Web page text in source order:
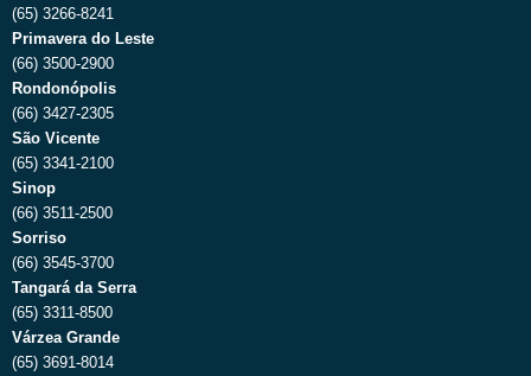
(65) 3266-8241
Primavera do Leste
(66) 3500-2900
Rondonópolis
(66) 3427-2305
São Vicente
(65) 3341-2100
Sinop
(66) 3511-2500
Sorriso
(66) 3545-3700
Tangará da Serra
(65) 3311-8500
Várzea Grande
(65) 3691-8014